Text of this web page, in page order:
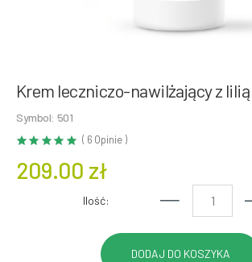
Krem leczniczo-nawilżający z lilią
Symbol: 501
( 6 Opinie )
209.00 zł
Ilość: